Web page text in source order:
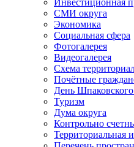
Инвестиционная
СМИ округа
Экономика
Социальная сфера
Фотогалерея
Видеогалерея
Схема
Почётные
День
Туризм
Дума округа
Контрольно
Территориальная